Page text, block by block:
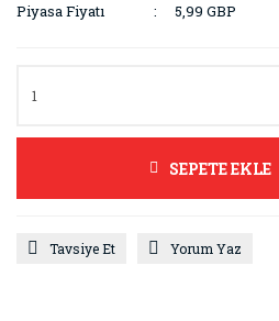
Piyasa Fiyatı
5,99 GBP
SEPETE EKLE
Tavsiye Et Yorum Yaz